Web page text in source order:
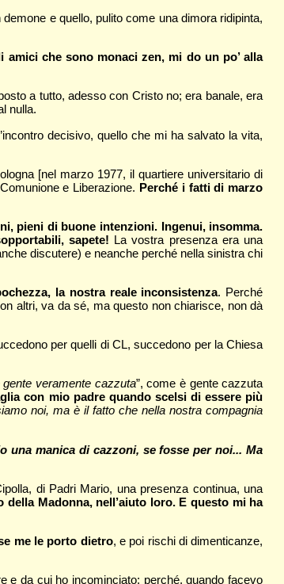
e quello, pulito come una dimora ridipinta,
che sono monaci zen, mi do un po’ alla
a tutto, adesso con Cristo no; era banale, era
nulla.
decisivo, quello che mi ha salvato la vita,
[nel marzo 1977, il quartiere universitario di
e Liberazione. Perché i fatti di marzo
pieni di buone intenzioni. Ingenui, insomma.
sapete! La vostra presenza era una
discutere) e neanche perché nella sinistra chi
la nostra reale inconsistenza. Perché
altri, va da sé, ma questo non chiarisce, non dà
per quelli di CL, succedono per la Chiesa
gente veramente cazzuta”, come è gente cazzuta
con mio padre quando scelsi di essere più
noi, ma è il fatto che nella nostra compagnia
una manica di cazzoni, se fosse per noi... Ma
di Padri Mario, una presenza continua, una
Madonna, nell’aiuto loro. E questo mi ha
me le porto dietro, e poi rischi di dimenticanze,
e da cui ho incominciato: perché, quando facevo